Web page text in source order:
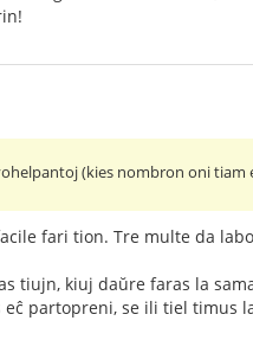
(kies nombron oni
fari tion. Tre multe da
tiujn, kiuj daŭre faras la
eĉ partopreni, se ili tiel timus